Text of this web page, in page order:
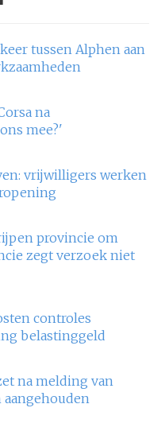
tussen Alphen aan
na
mee?'
vrijwilligers werken
provincie om
zegt verzoek niet
controles
belastinggeld
na melding van
aangehouden